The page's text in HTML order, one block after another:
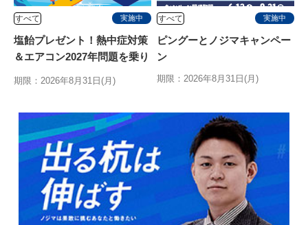
すべて 実施中
塩飴プレゼント！熱中症対策
＆エアコン2027年問題を乗り
期限：2026年8月31日(月)
すべて 実施中
ピングーとノジマキャンペー
ン
期限：2026年8月31日(月)